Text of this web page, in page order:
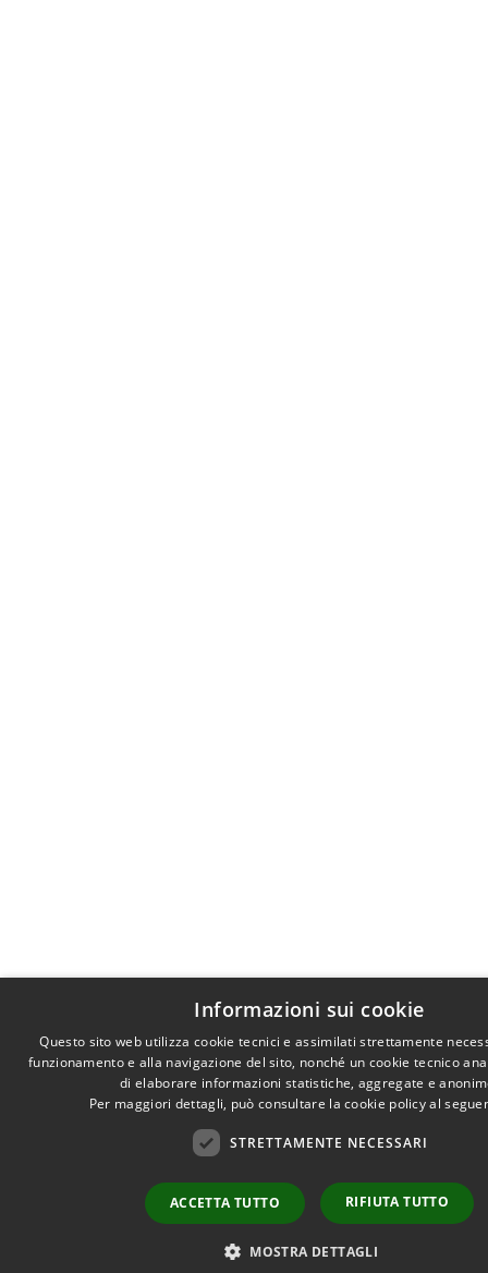
Informazioni sui cookie
Questo sito web utilizza cookie tecnici e assimilati strettamente
funzionamento e alla navigazione del sito, nonché un cookie tecnico
di elaborare informazioni statistiche, aggregate e
Per maggiori dettagli, può consultare la cookie policy al
STRETTAMENTE NECESSARI
ACCETTA TUTTO RIFIUTA TUTTO
MOSTRA DETTAGLI